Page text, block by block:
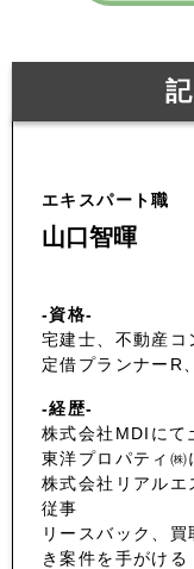
エキスパート職
山口智暉
-資格-
宅建士、不動産コ
定借プランナーR
-経歴-
株式会社MDIにて
東洋プロパティ
株式会社リアルエ
従事
リースバック、
き案件を手がける